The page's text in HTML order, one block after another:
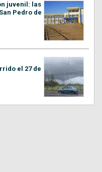
juvenil: las
Pedro de
el 27 de